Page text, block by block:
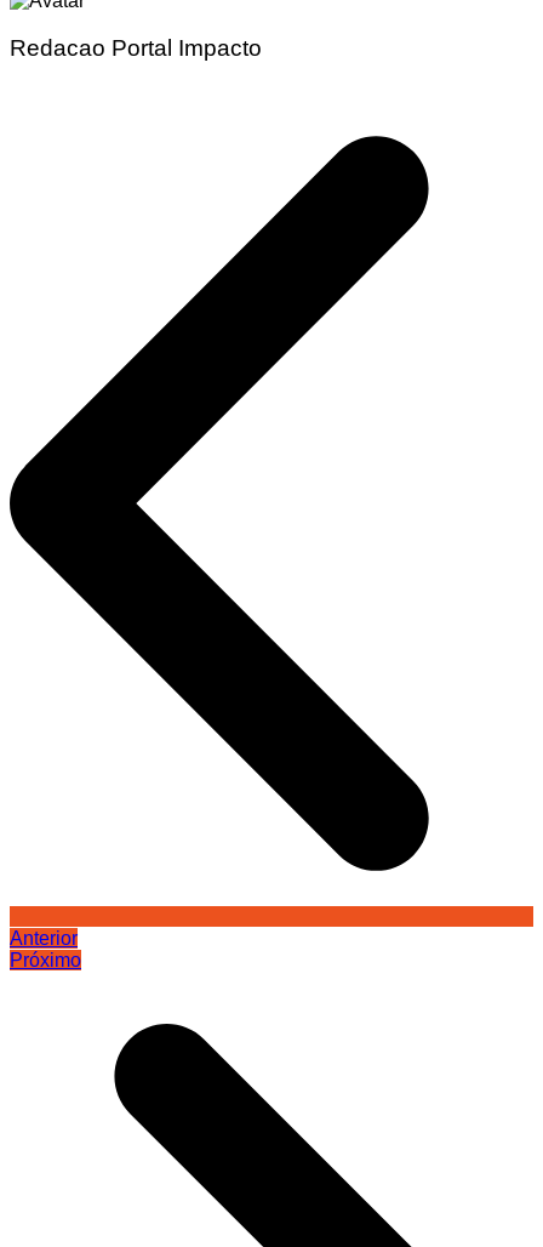
Redacao Portal Impacto
Anterior
Próximo